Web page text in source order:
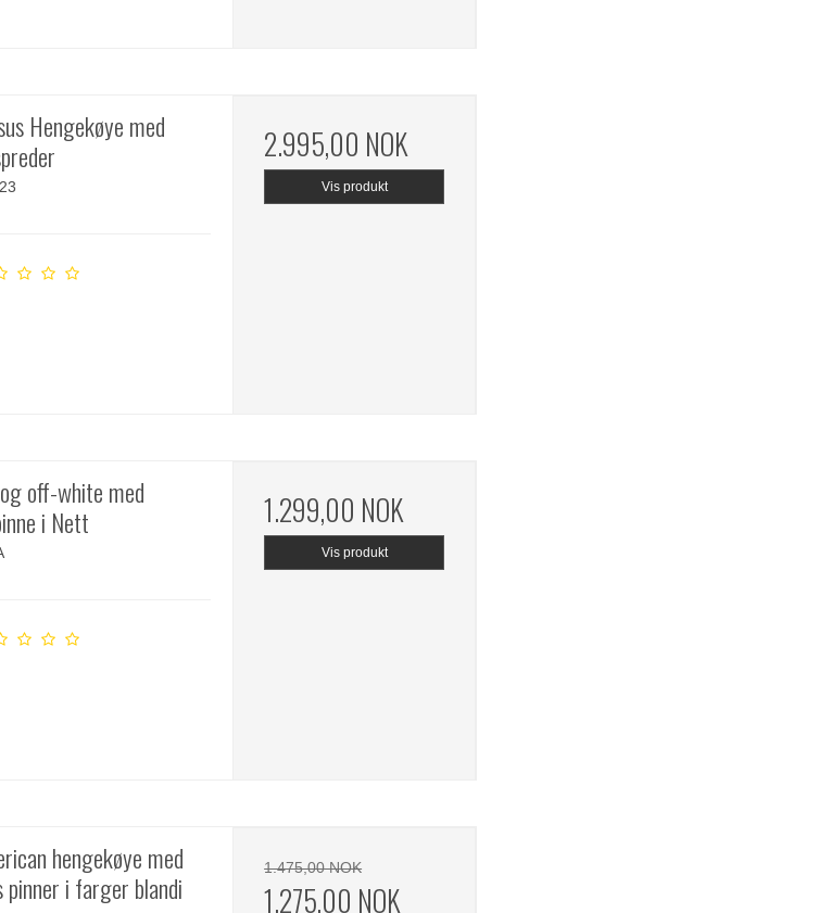
Hengekøye med
2.995,00 NOK
Vis produkt
off-white med
i Nett
1.299,00 NOK
Vis produkt
hengekøye med
pinner i farger blandi
1.475,00 NOK
1.275,00 NOK